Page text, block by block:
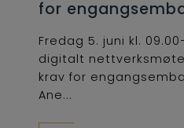
for
Fredag 5. juni kl.
digitalt
krav for
Ane...